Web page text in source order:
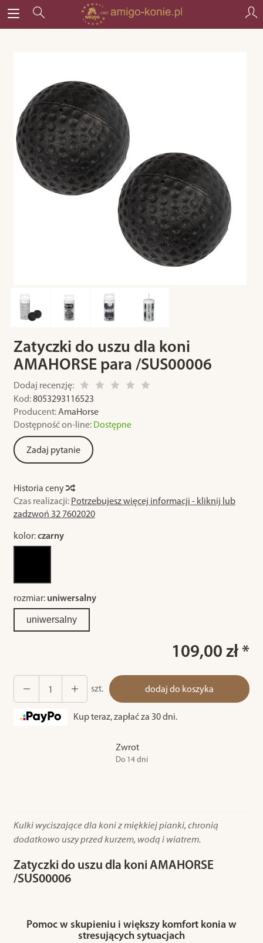
Zatyczki do uszu dla koni
AMAHORSE para /SUS00006
Dodaj recenzję:
Kod: 8053293116523
Producent: AmaHorse
Dostępność on-line: Dostępne
Zadaj pytanie
Historia ceny
Czas realizacji: Potrzebujesz więcej informacji - kliknij lub
zadzwoń 32 7602020
kolor:czarny
rozmiar: uniwersalny
uniwersalny
109,00 zł *
szt. dodaj do koszyka
Kup teraz, zapłać za 30 dni.
Zwrot
Do 14 dni
Kulki wyciszające dla koni z miękkiej pianki, chronią
dodatkowo uszy przed kurzem, wodą i wiatrem.
Zatyczki do uszu dla koni AMAHORSE
/SUS00006
Pomoc w skupieniu i większy komfort konia w
stresujących sytuacjach